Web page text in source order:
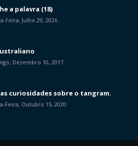
a palavra (18)
Feira, Julho 29, 2026
Dezembro 10, 2017
curiosidades sobre o tangram.
Feira, Outubro 15, 2020